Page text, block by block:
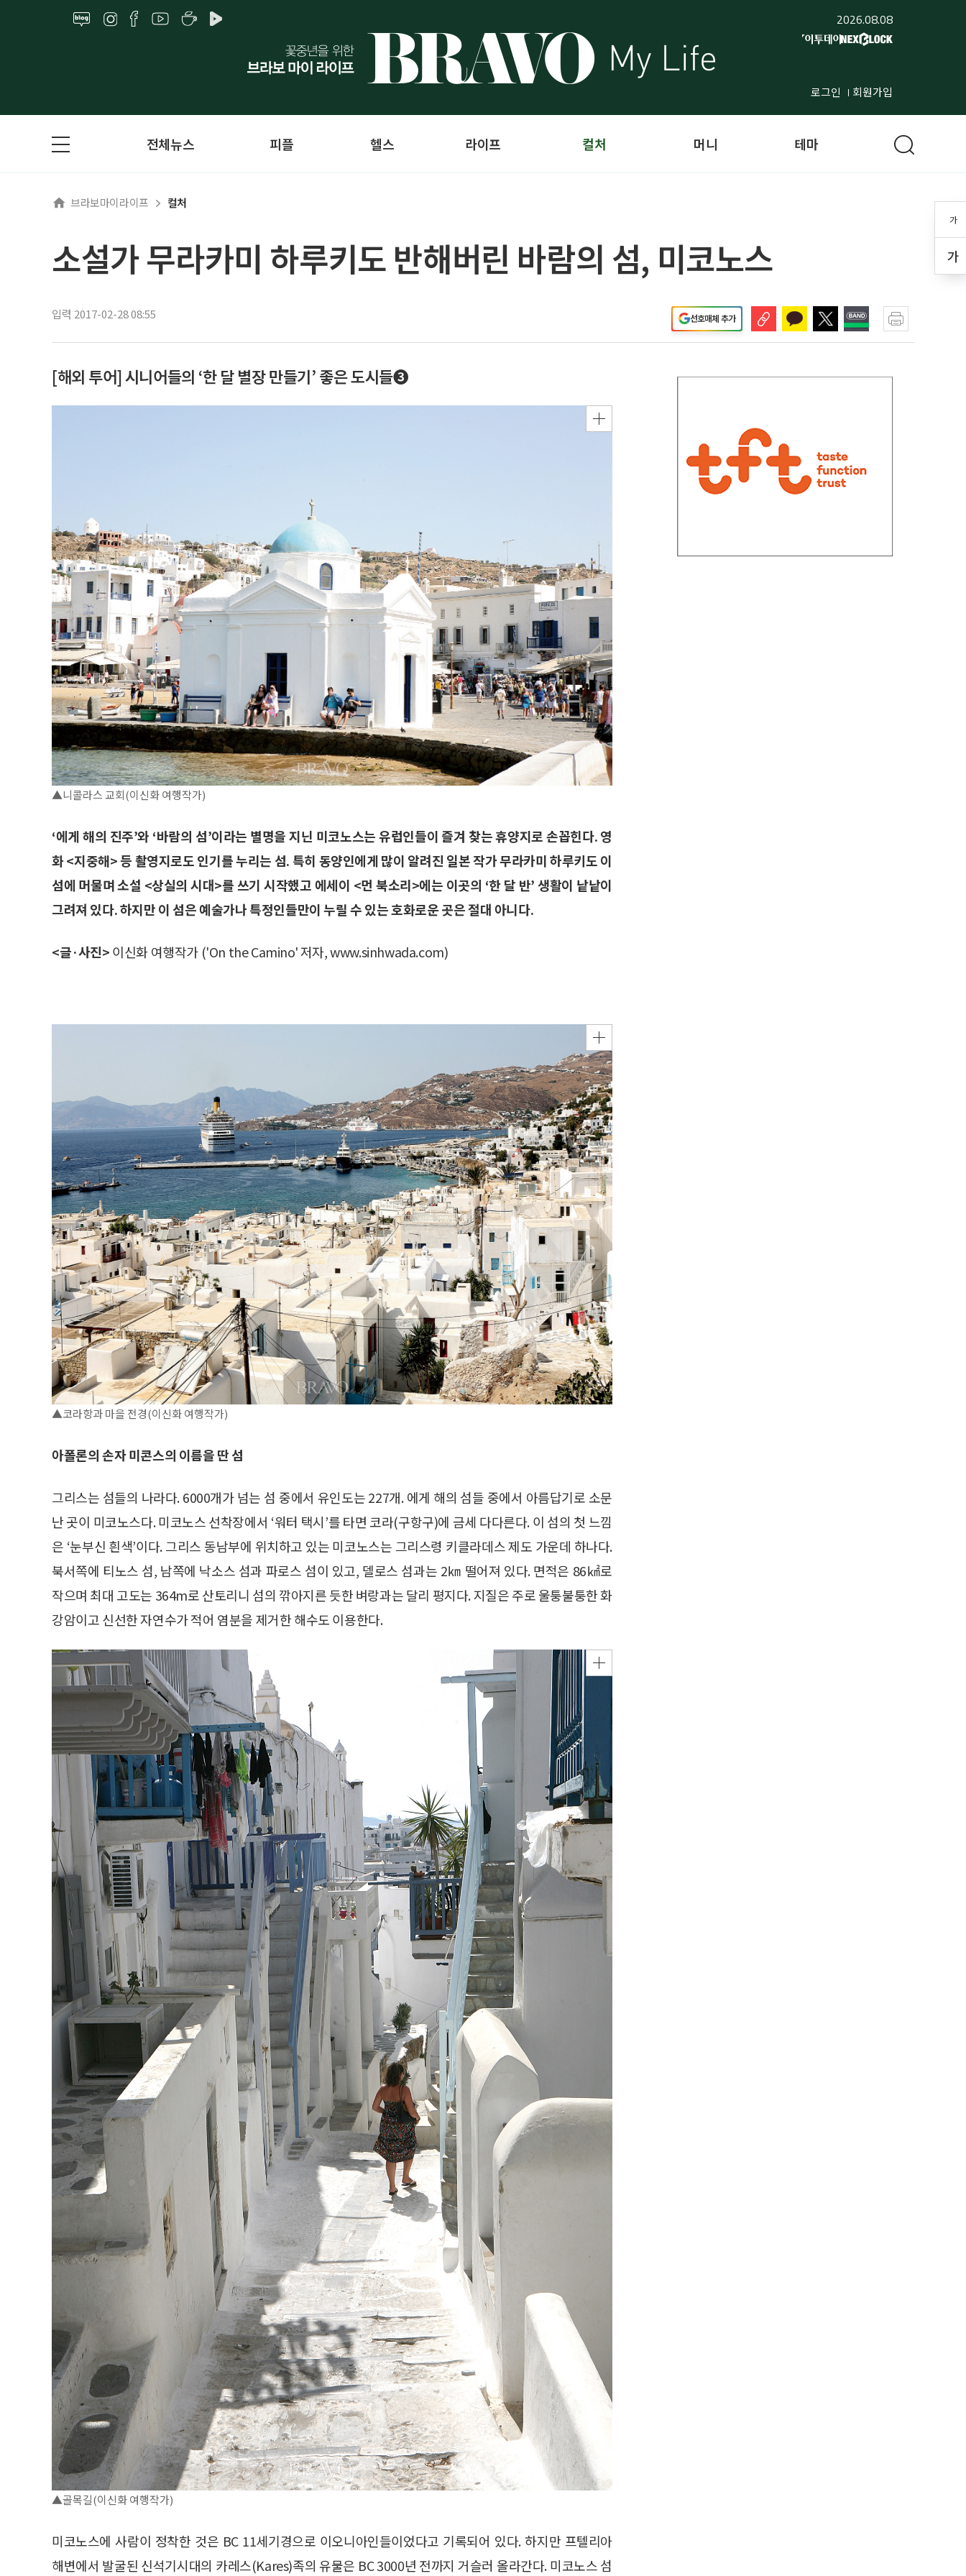
2026.08.08
로그인 회원가입
가
가
전체뉴스 피플 헬스 라이프 컬처 머니 테마
브라보마이라이프 컬처
소설가 무라카미 하루키도 반해버린 바람의 섬, 미코노스
입력 2017-02-28 08:55 선호매체 추가
[해외 투어] 시니어들의 ‘한 달 별장 만들기’ 좋은 도시들❸
▲니콜라스 교회(이신화 여행작가)
‘에게 해의 진주’와 ‘바람의 섬’이라는 별명을 지닌 미코노스는 유럽인들이 즐겨 찾는 휴양지로 손꼽힌다. 영
화 <지중해> 등 촬영지로도 인기를 누리는 섬. 특히 동양인에게 많이 알려진 일본 작가 무라카미 하루키도 이
섬에 머물며 소설 <상실의 시대>를 쓰기 시작했고 에세이 <먼 북소리>에는 이곳의 ‘한 달 반’ 생활이 낱낱이
그려져 있다. 하지만 이 섬은 예술가나 특정인들만이 누릴 수 있는 호화로운 곳은 절대 아니다.
<글·사진>이신화 여행작가 ('On the Camino' 저자, www.sinhwada.com)
▲코라항과 마을 전경(이신화 여행작가)
아폴론의 손자 미콘스의 이름을 딴 섬
그리스는 섬들의 나라다. 6000개가 넘는 섬 중에서 유인도는 227개. 에게 해의 섬들 중에서 아름답기로 소문
난 곳이 미코노스다. 미코노스 선착장에서 ‘워터 택시’를 타면 코라(구항구)에 금세 다다른다. 이 섬의 첫 느낌
은 ‘눈부신 흰색’이다. 그리스 동남부에 위치하고 있는 미코노스는 그리스령 키클라데스 제도 가운데 하나다.
북서쪽에 티노스 섬, 남쪽에 낙소스 섬과 파로스 섬이 있고, 델로스 섬과는 2㎞ 떨어져 있다. 면적은 86㎢로
작으며 최대 고도는 364m로 산토리니 섬의 깎아지른 듯한 벼랑과는 달리 평지다. 지질은 주로 울퉁불퉁한 화
강암이고 신선한 자연수가 적어 염분을 제거한 해수도 이용한다.
▲골목길(이신화 여행작가)
미코노스에 사람이 정착한 것은 BC 11세기경으로 이오니아인들이었다고 기록되어 있다. 하지만 프텔리아
해변에서 발굴된 신석기시대의 카레스(Kares)족의 유물은 BC 3000년 전까지 거슬러 올라간다. 미코노스 섬